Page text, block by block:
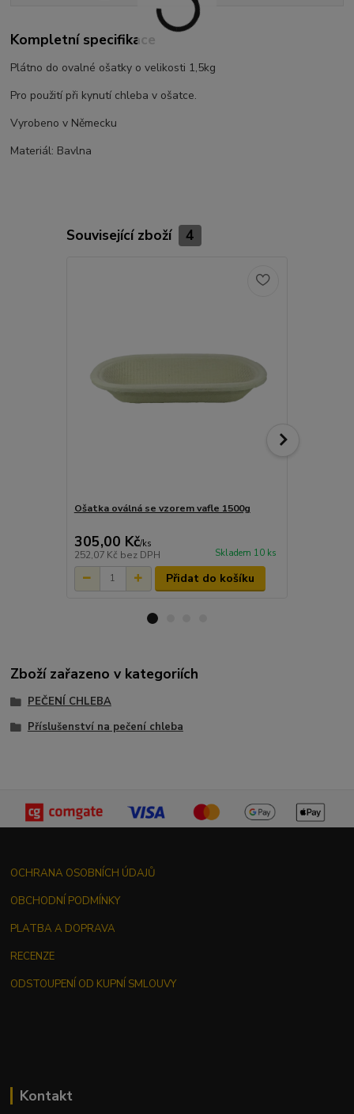
Kompletní specifikace
Plátno do ovalné ošatky o velikosti 1,5kg
Pro použití při kynutí chleba v ošatce.
Vyrobeno v Německu
Materiál: Bavlna
Související zboží 4
Ošatka oválná se vzorem vafle 1500g
305,00 Kč/ks
252,07 Kč bez DPH Skladem 10 ks
Přidat do košíku
Zboží zařazeno v kategoriích
PEČENÍ CHLEBA
Příslušenství na pečení chleba
OCHRANA OSOBNÍCH ÚDAJŮ
OBCHODNÍ PODMÍNKY
PLATBA A DOPRAVA
RECENZE
ODSTOUPENÍ OD KUPNÍ SMLOUVY
Kontakt